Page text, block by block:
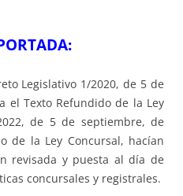
Legislativo 1/2020, de 5 de
el Texto Refundido de la Ley
de 5 de septiembre, de
de la Ley Concursal, hacían
revisada y puesta al día de
concursales y registrales.